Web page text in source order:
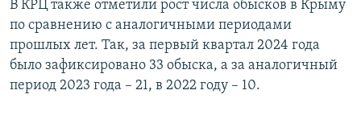
В КРЦ также отметили рост числа обысков в Крыму
по сравнению с аналогичными периодами
прошлых лет. Так, за первый квартал 2024 года
было зафиксировано 33 обыска, а за аналогичный
период 2023 года – 21, в 2022 году – 10.